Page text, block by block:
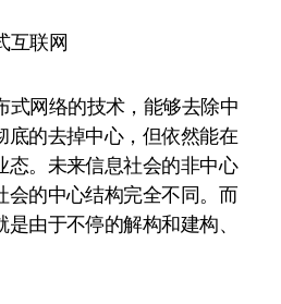
互联网
式网络的技术，能够去除中
底的去掉中心，但依然能在
态。未来信息社会的非中心
会的中心结构完全不同。而
由于不停的解构和建构、